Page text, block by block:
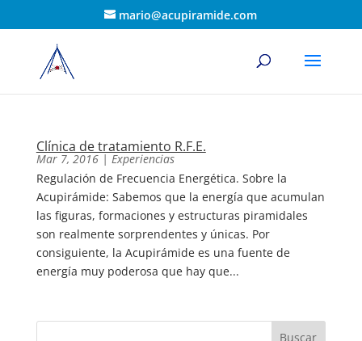
mario@acupiramide.com
Clínica de tratamiento R.F.E.
Mar 7, 2016| Experiencias
Regulación de Frecuencia Energética. Sobre la
Acupirámide: Sabemos que la energía que acumulan
las figuras, formaciones y estructuras piramidales
son realmente sorprendentes y únicas. Por
consiguiente, la Acupirámide es una fuente de
energía muy poderosa que hay que...